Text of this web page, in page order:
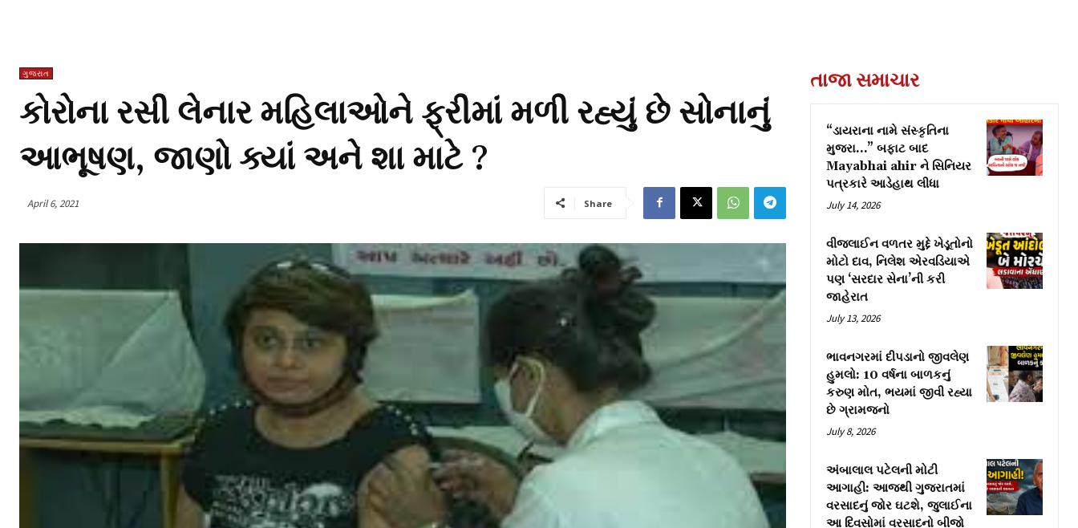
ગુજરાત
કોરોના રસી લેનાર મહિલાઓને ફ્રીમાં મળી રહ્યું છે સોનાનું
આભૂષણ, જાણો ક્યાં અને શા માટે ?
April 6, 2021 Share
તાજા સમાચાર
“ડાયરાના નામે સંસ્કૃતિના
મુજરા…” બફાટ બાદ
Mayabhai ahir ને સિનિયર
પત્રકારે આડેહાથ લીધા
July 14, 2026
વીજલાઈન વળતર મુદ્દે ખેડૂતોનો
મોટો દાવ, નિલેશ એરવડિયાએ
પણ ‘સરદાર સેના’ની કરી
જાહેરાત
July 13, 2026
ભાવનગરમાં દીપડાનો જીવલેણ
હુમલો: 10 વર્ષના બાળકનું
કરુણ મોત, ભયમાં જીવી રહ્યા
છે ગ્રામજનો
July 8, 2026
અંબાલાલ પટેલની મોટી
આગાહી: આજથી ગુજરાતમાં
વરસાદનું જોર ઘટશે, જુલાઈના
આ દિવસોમાં વરસાદનો બીજો